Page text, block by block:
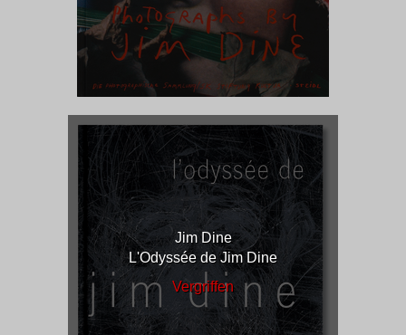
Jim Dine
L'Odyssée de Jim Dine
Vergriffen